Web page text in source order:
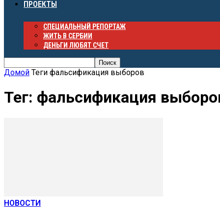
ПРОЕКТЫ
СПЕЦИАЛЬНЫЙ РЕПОРТАЖ
ЖИТЬ В СЕРБИИ
ДЕНЬГИ ЛЮБЯТ СЧЕТ
Домой Теги фальсификация выборов
Тег: фальсификация
НОВОСТИ